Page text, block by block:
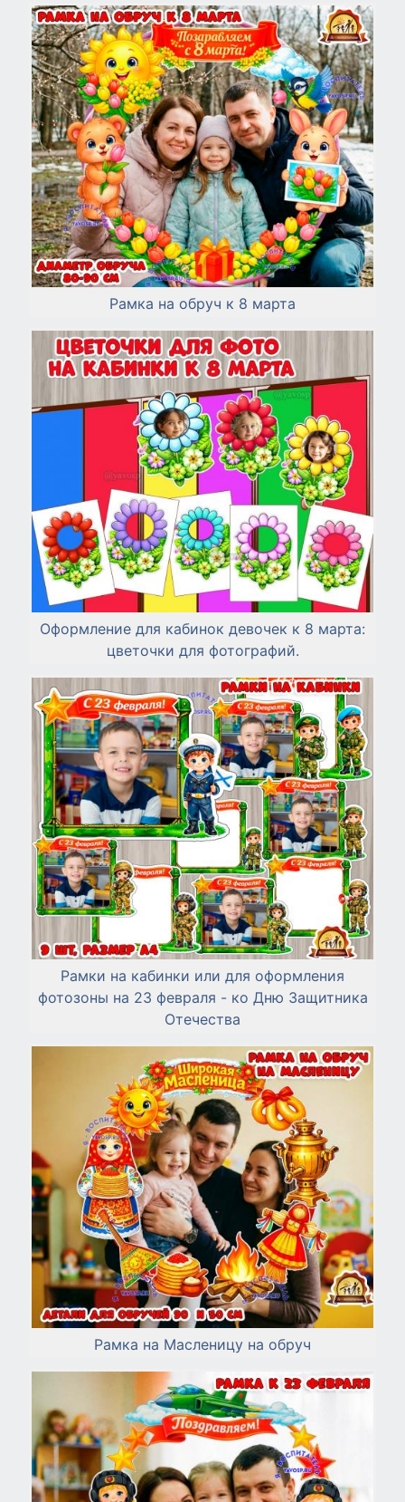
Рамка на обруч к 8 марта
Оформление для кабинок девочек к 8 марта:
цветочки для фотографий.
Рамки на кабинки или для оформления
фотозоны на 23 февраля - ко Дню Защитника
Отечества
Рамка на Масленицу на обруч